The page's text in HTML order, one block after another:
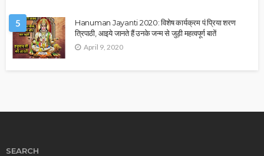
5
Hanuman Jayanti 2020: विशेष कार्यक्रम पं.प्रिया शरण
त्रिपाठी, आइये जानते हैं उनके जन्म से जुड़ी महत्वपूर्ण बातें
April 9, 2020
SEARCH